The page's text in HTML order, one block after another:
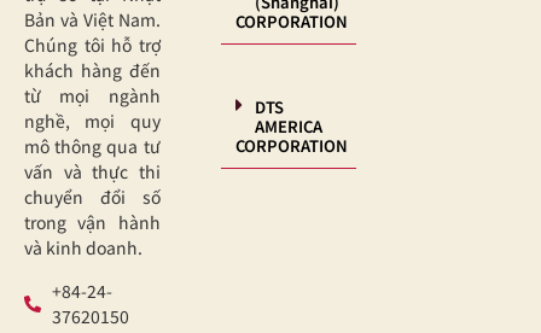
Bản và Việt Nam.
Chúng tôi hỗ trợ
khách hàng đến
từ mọi ngành
nghề, mọi quy
mô thông qua tư
vấn và thực thi
chuyển đổi số
trong vận hành
và kinh doanh.
+84-24-
37620150
CORPORATION
DTS
AMERICA
CORPORATION